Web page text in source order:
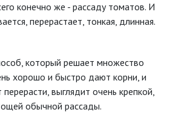
конечно же - рассаду томатов. И
перерастает, тонкая, длинная.
который решает множество
хорошо и быстро дают корни, и
выглядит очень крепкой,
обычной рассады.